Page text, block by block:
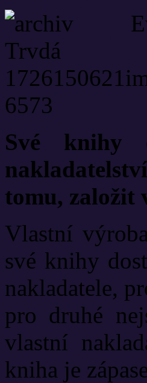
Své knihy
tomu, založit
Vlastní
své knihy
nakladatele,
pro druhé
vlastní
kniha je